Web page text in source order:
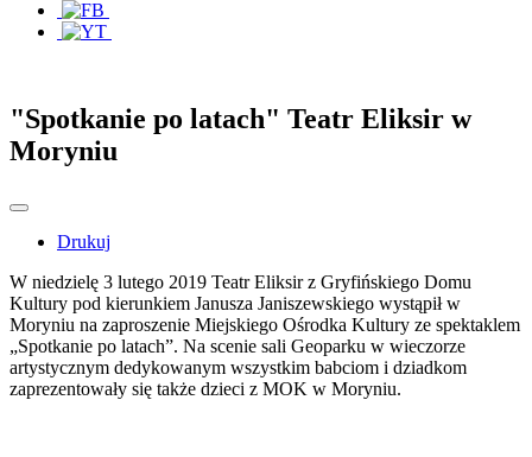
"Spotkanie po latach" Teatr Eliksir w
Moryniu
Drukuj
W niedzielę 3 lutego 2019 Teatr Eliksir z Gryfińskiego Domu
Kultury pod kierunkiem Janusza Janiszewskiego wystąpił w
Moryniu na zaproszenie Miejskiego Ośrodka Kultury ze spektaklem
„Spotkanie po latach”. Na scenie sali Geoparku w wieczorze
artystycznym dedykowanym wszystkim babciom i dziadkom
zaprezentowały się także dzieci z MOK w Moryniu.